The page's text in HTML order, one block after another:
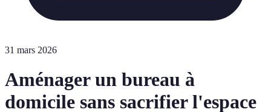
31 mars 2026
Aménager un bureau à
domicile sans sacrifier l'espace